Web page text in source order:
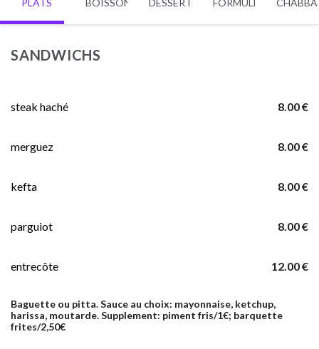
PLATS BOISSONS DESSERTS FORMULES
SANDWICHS
8.00 €
steak haché
8.00 €
merguez
8.00 €
kefta
8.00 €
parguiot
12.00 €
entrecôte
Baguette ou pitta. Sauce au choix: mayonnaise, ketchup,
harissa, moutarde. Supplement: piment fris/1€; barquette
frites/2,50€